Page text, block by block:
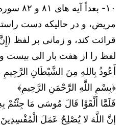
۱۰-
مریض، و در حالیکه دست
قرائت کند، و زمانی بر لفظ
لفظ را از هفت بار الی بیست و
أَعُوذُ بِاللهِ مِنَ الشَّيْطَانِ
﴿بِسْمِ اللَّهِ الرَّحْمَنِ الرَّحِيمِ﴾
فَلَمَّا أَلْقَوْا قَالَ مُوسَى مَا جِئْتُمْ